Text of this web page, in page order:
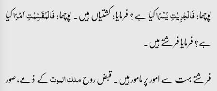
پوچھا:فَالۡجٰرِیٰتِ یُسۡرًاکیا ہے؟ فرمایا: کشتیاں ہیں۔ پوچھا:فَالۡمُقَسِّمٰتِ اَمۡرًاکیا
ہے؟ فرمایا فرشتے ہیں۔
فرشتے بہت سے امور پر مامور ہیں۔ قبض روحملک الموتکے ذمے، صور